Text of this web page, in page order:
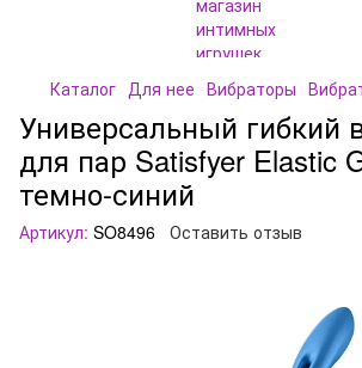
Каталог Для нее Вибраторы
Универсальный гибкий
для пар Satisfyer Elastic
темно-синий
Артикул: SO8496 Оставить отзыв